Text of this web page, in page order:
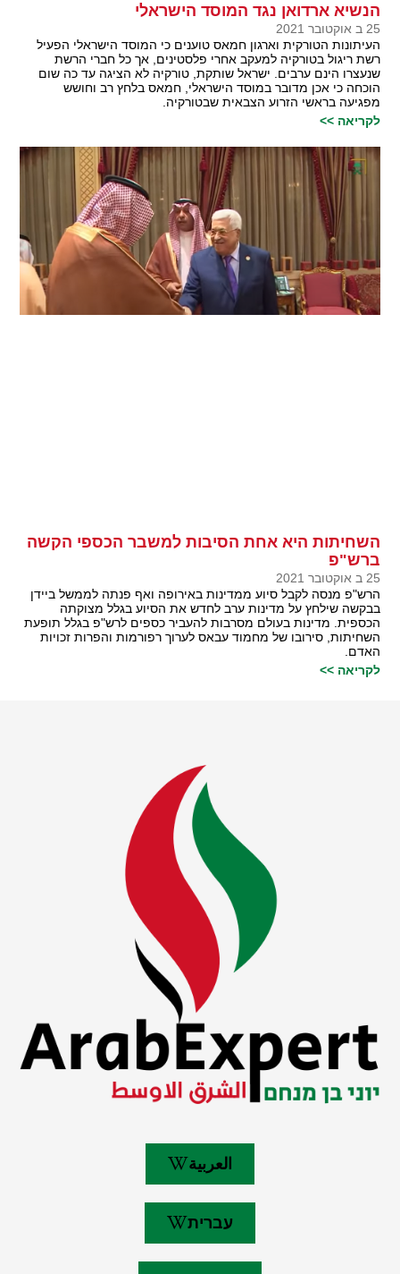
הנשיא ארדואן נגד המוסד הישראלי
25 ב אוקטובר 2021
העיתונות הטורקית וארגון חמאס טוענים כי המוסד הישראלי הפעיל
רשת ריגול בטורקיה למעקב אחרי פלסטינים, אך כל חברי הרשת
שנעצרו הינם ערבים. ישראל שותקת, טורקיה לא הציגה עד כה שום
הוכחה כי אכן מדובר במוסד הישראלי, חמאס בלחץ רב וחושש
מפגיעה בראשי הזרוע הצבאית שבטורקיה.
לקריאה >>
השחיתות היא אחת הסיבות למשבר הכספי הקשה
ברש"פ
25 ב אוקטובר 2021
הרש"פ מנסה לקבל סיוע ממדינות באירופה ואף פנתה לממשל ביידן
בבקשה שילחץ על מדינות ערב לחדש את הסיוע בגלל מצוקתה
הכספית. מדינות בעולם מסרבות להעביר כספים לרש"פ בגלל תופעת
השחיתות, סירובו של מחמוד עבאס לערוך רפורמות והפרות זכויות
האדם.
לקריאה >>
العربية
עברית